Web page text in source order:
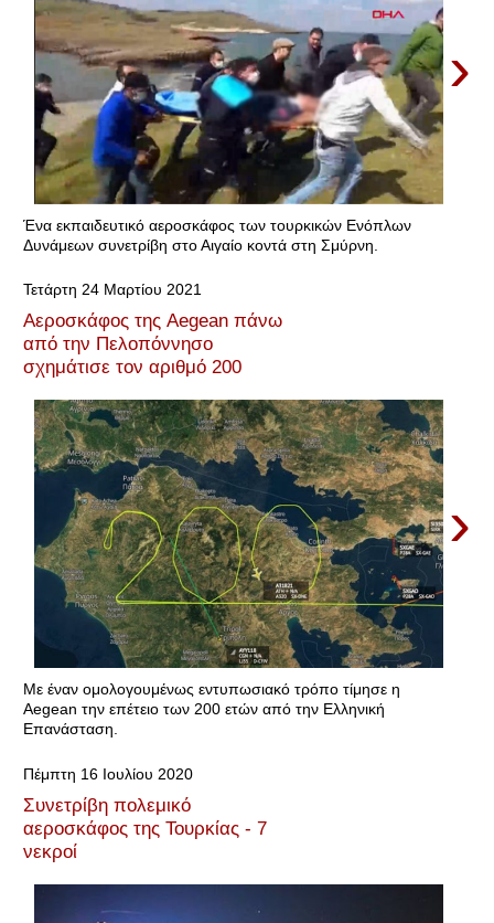
›
Ένα εκπαιδευτικό αεροσκάφος των τουρκικών Ενόπλων
Δυνάμεων συνετρίβη στο Αιγαίο κοντά στη Σμύρνη.
Τετάρτη 24 Μαρτίου 2021
Αεροσκάφος της Aegean πάνω
από την Πελοπόννησο
σχημάτισε τον αριθμό 200
›
Με έναν ομολογουμένως εντυπωσιακό τρόπο τίμησε η
Aegean την επέτειο των 200 ετών από την Ελληνική
Επανάσταση.
Πέμπτη 16 Ιουλίου 2020
Συνετρίβη πολεμικό
αεροσκάφος της Τουρκίας - 7
νεκροί